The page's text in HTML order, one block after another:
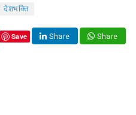
देशभक्ति
Save Share Share